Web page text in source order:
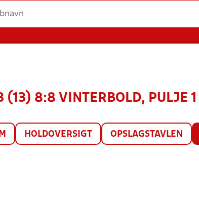
(13) 8:8 VINTERBOLD, PULJE
HOLDOVERSIGT OPSLAGSTAVLEN